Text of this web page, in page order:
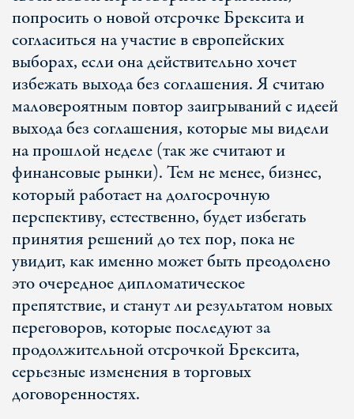
попросить о новой отсрочке Брексита и
согласиться на участие в европейских
выборах, если она действительно хочет
избежать выхода без соглашения. Я считаю
маловероятным повтор заигрываний с идеей
выхода без соглашения, которые мы видели
на прошлой неделе (так же считают и
финансовые рынки). Тем не менее, бизнес,
который работает на долгосрочную
перспективу, естественно, будет избегать
принятия решений до тех пор, пока не
увидит, как именно может быть преодолено
это очередное дипломатическое
препятствие, и станут ли результатом новых
переговоров, которые последуют за
продолжительной отсрочкой Брексита,
серьезные изменения в торговых
договоренностях.